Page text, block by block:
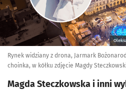
Rynek widziany z drona, Jarmark
choinka, w kółku zdjęcie Magdy
Magda Steczkowska i inni